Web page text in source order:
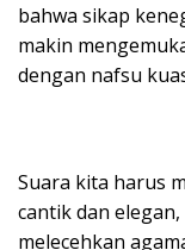
bahwa sikap
makin
dengan nafsu
Suara kita harus
cantik dan
melecehkan